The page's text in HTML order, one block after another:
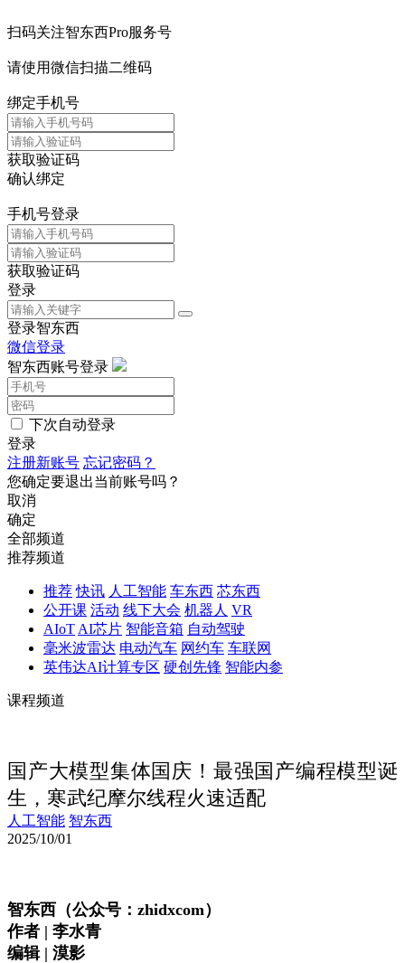
扫码关注智东西Pro服务号
请使用微信扫描二维码
绑定手机号
获取验证码
确认绑定
手机号登录
获取验证码
登录
登录智东西
微信登录
智东西账号登录
下次自动登录
登录
注册新账号 忘记密码？
您确定要退出当前账号吗？
取消
确定
全部频道
推荐频道
推荐 快讯 人工智能 车东西 芯东西
公开课 活动 线下大会 机器人 VR
AIoT AI芯片 智能音箱 自动驾驶
毫米波雷达 电动汽车 网约车 车联网
英伟达AI计算专区 硬创先锋 智能内参
课程频道
国产大模型集体国庆！最强国产编程模型诞
生，寒武纪摩尔线程火速适配
人工智能 智东西
2025/10/01
智东西（公众号：zhidxcom）
作者 | 李水青
编辑 | 漠影